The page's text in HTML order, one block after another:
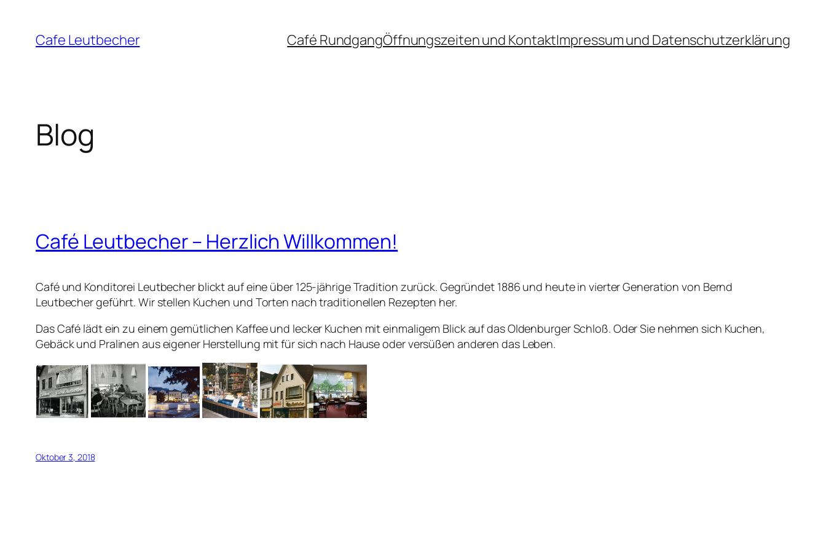
Inhalt
springen
Cafe Leutbecher Café RundgangÖffnungszeiten und KontaktImpressum und Datenschutzerklärung
Blog
Café Leutbecher – Herzlich Willkommen!
Café und Konditorei Leutbecher blickt auf eine über 125-jährige Tradition zurück. Gegründet 1886 und heute in vierter Generation von Bernd
Leutbecher geführt. Wir stellen Kuchen und Torten nach traditionellen Rezepten her.
Das Café lädt ein zu einem gemütlichen Kaffee und lecker Kuchen mit einmaligem Blick auf das Oldenburger Schloß. Oder Sie nehmen sich Kuchen,
Gebäck und Pralinen aus eigener Herstellung mit für sich nach Hause oder versüßen anderen das Leben.
Oktober 3, 2018